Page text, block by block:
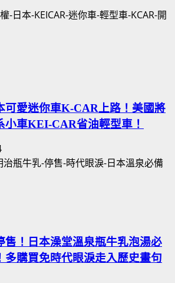
可愛迷你車K-CAR上路！美國將
小車KEI-CAR省油輕型車！
售！日本澡堂溫泉瓶牛乳泡湯必
多購買免時代眼淚走入歷史畫句